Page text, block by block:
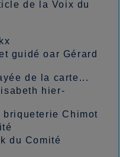
de la Voix du
guidé oar Gérard
de la carte...
hier-
Chimot
du Comité